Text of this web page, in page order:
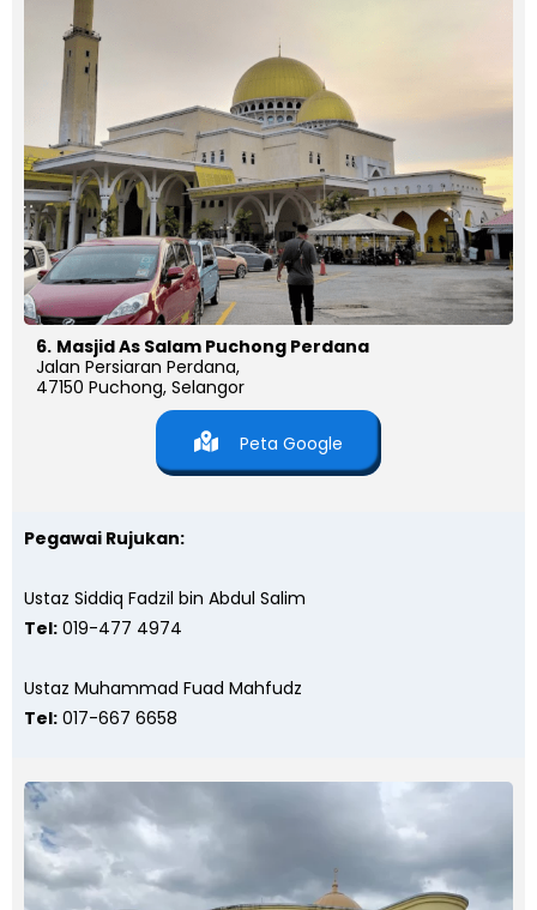
6. Masjid As Salam Puchong Perdana
Jalan Persiaran Perdana,
47150 Puchong, Selangor
Peta Google
Pegawai Rujukan:
Ustaz Siddiq Fadzil bin Abdul Salim
Tel: 019-477 4974
Ustaz Muhammad Fuad Mahfudz
Tel: 017-667 6658